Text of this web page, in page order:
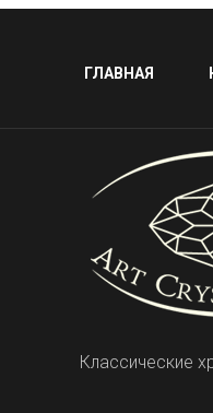
ГЛАВНАЯ
Классические